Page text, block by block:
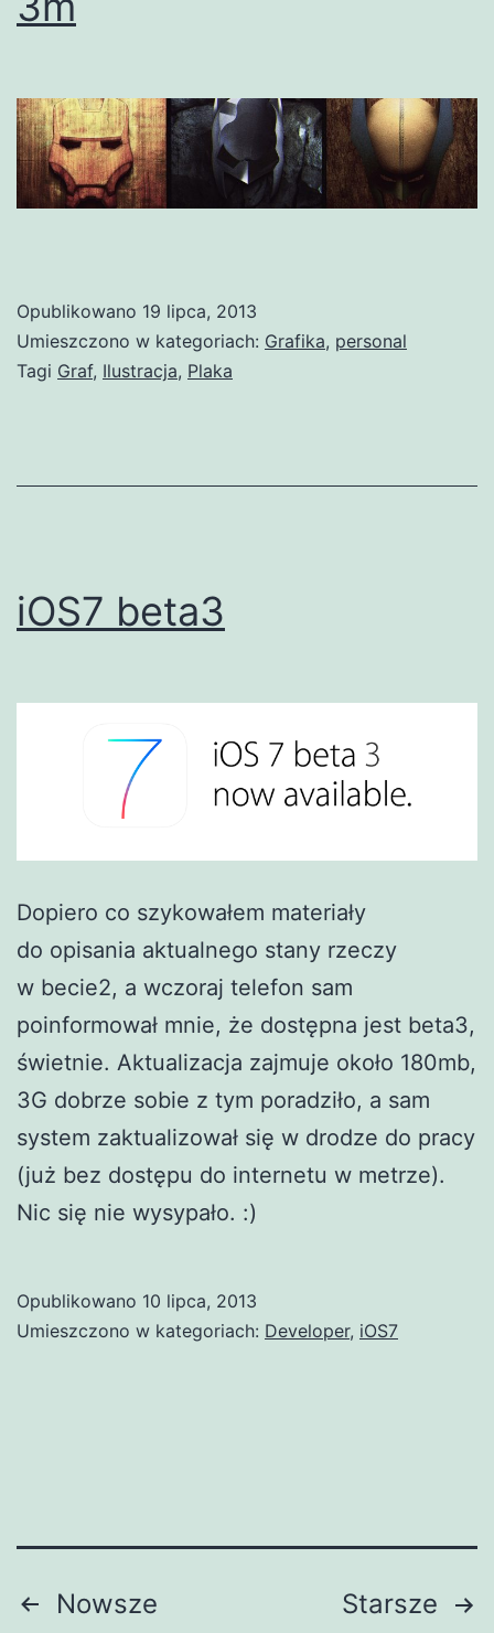
Opublikowano 19 lipca, 2013
Umieszczono w kategoriach: Grafika, personal
Tagi Graf, Ilustracja, Plaka
iOS7 beta3
Dopiero co szykowałem materiały
do opisania aktualnego stany rzeczy
w becie2, a wczoraj telefon sam
poinformował mnie, że dostępna jest beta3,
świetnie. Aktualizacja zajmuje około 180mb,
3G dobrze sobie z tym poradziło, a sam
system zaktualizował się w drodze do pracy
(już bez dostępu do internetu w metrze).
Nic się nie wysypało. :)
Opublikowano 10 lipca, 2013
Umieszczono w kategoriach: Developer, iOS7
Nawigacja
Nowsze Starsze